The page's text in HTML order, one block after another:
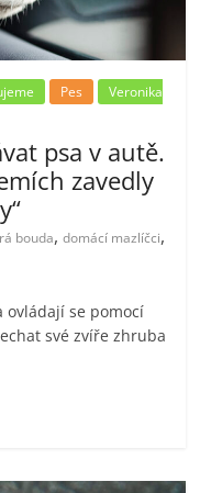
Pes
Veronika
psa v autě.
zavedly
bouda,domácí mazlíčci,
ovládají se pomocí
své zvíře zhruba